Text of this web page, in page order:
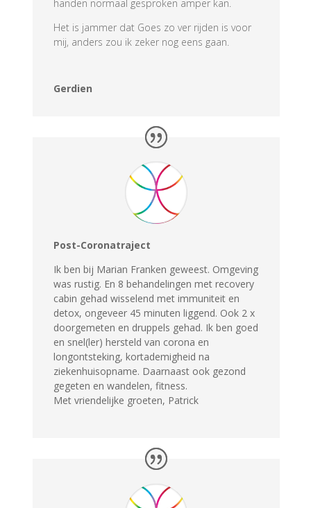
handen normaal gesproken amper kan.
Het is jammer dat Goes zo ver rijden is voor
mij, anders zou ik zeker nog eens gaan.
Gerdien
Post-Coronatraject
Ik ben bij Marian Franken geweest. Omgeving
was rustig. En 8 behandelingen met recovery
cabin gehad wisselend met immuniteit en
detox, ongeveer 45 minuten liggend. Ook 2 x
doorgemeten en druppels gehad. Ik ben goed
en snel(ler) hersteld van corona en
longontsteking, kortademigheid na
ziekenhuisopname. Daarnaast ook gezond
gegeten en wandelen, fitness.
Met vriendelijke groeten, Patrick